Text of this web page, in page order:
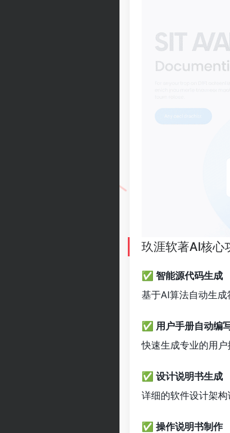
玖涯软著AI核心
✅ 智能源代码生成
基于AI算法自动生成
✅ 用户手册自动编
快速生成专业的用户
✅ 设计说明书生成
详细的软件设计架构
✅ 操作说明书制作